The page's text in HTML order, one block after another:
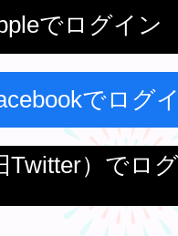
でログイン
でログ
Twitter）でロ